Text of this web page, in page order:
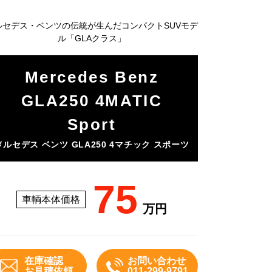
セデス・ベンツの伝統が生んだコンパクトSUVモデ
ル「GLAクラス」
Mercedes Benz
GLA250 4MATIC
Sport
ルセデス ベンツ GLA250 4マチック スポーツ
車輌本体価格 75 万円
在庫確認
お問い合わせ